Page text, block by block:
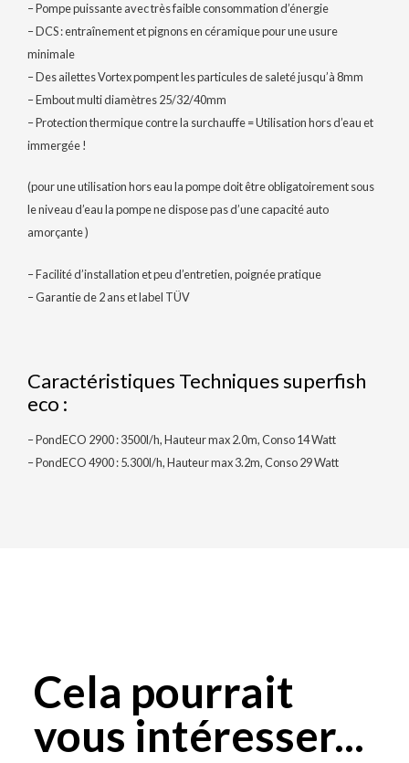
– Pompe puissante avec très faible consommation d’énergie
– DCS : entraînement et pignons en céramique pour une usure
minimale
– Des ailettes Vortex pompent les particules de saleté jusqu’à 8mm
– Embout multi diamètres 25/32/40mm
– Protection thermique contre la surchauffe = Utilisation hors d’eau et
immergée !
(pour une utilisation hors eau la pompe doit être obligatoirement sous
le niveau d’eau la pompe ne dispose pas d’une capacité auto
amorçante )
– Facilité d’installation et peu d’entretien, poignée pratique
– Garantie de 2 ans et label TÜV
Caractéristiques Techniques superfish
eco :
– PondECO 2900 : 3500l/h, Hauteur max 2.0m, Conso 14 Watt
– PondECO 4900 : 5.300l/h, Hauteur max 3.2m, Conso 29 Watt
Cela pourrait
vous intéresser...